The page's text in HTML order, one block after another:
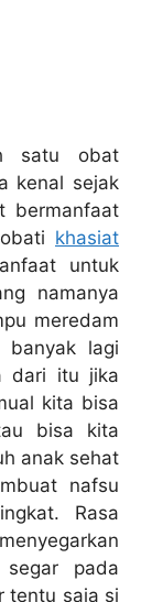
satu obat
kenal sejak
bermanfaat
khasiat
untuk
namanya
meredam
lagi
dari itu jika
kita bisa
bisa kita
anak sehat
nafsu
Rasa
pada
tentu saja si